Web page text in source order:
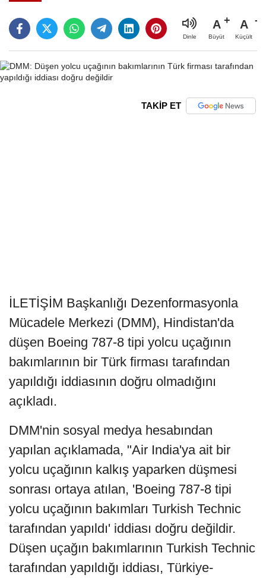
Dinle
A
Büyüt
A
Küçült
TAKİP ET
İLETİŞİM Başkanlığı Dezenformasyonla
Mücadele Merkezi (DMM), Hindistan'da
düşen Boeing 787-8 tipi yolcu uçağının
bakımlarının bir Türk firması tarafından
yapıldığı iddiasının doğru olmadığını
açıkladı.
DMM'nin sosyal medya hesabından
yapılan açıklamada, "Air India'ya ait bir
yolcu uçağının kalkış yaparken düşmesi
sonrası ortaya atılan, 'Boeing 787-8 tipi
yolcu uçağının bakımları Turkish Technic
tarafından yapıldı' iddiası doğru değildir.
Düşen uçağın bakımlarının Turkish Technic
tarafından yapıldığı iddiası, Türkiye-